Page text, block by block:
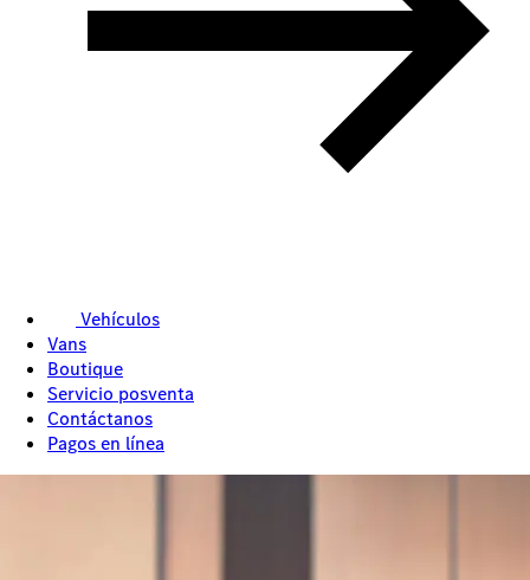
Vehículos
Vans
Boutique
Servicio posventa
Contáctanos
Pagos en línea